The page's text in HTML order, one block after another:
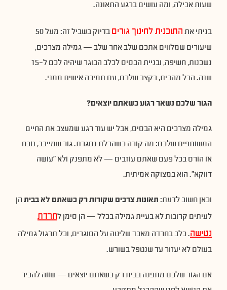
שעות אכילה, ומה עושים ברגע התאונה.
בניתי אתהתוכנית לחינוך גורים
בדיוק בשביל זה: מעל 50
שיעורים שמלווים אתכם שלב אחר שלב — גמילה מצרכים,
נשכנות, חשיפה, ובניית הבסיס לכלב הבוגר שיהיה לכם ל-15
שנה. הכל מהבית, בקצב שלכם, עם תמיכה אישית ממני.
הגור שלכם נשאר רגוע כשאתם יוצאים?
גמילהמצרכים היאהבסיס, אבל ישעוד רגעשמעצב אתהחיים
המשותפיםשלכם: מהקורהכשהדלת נסגרת.גור שמייבב,נובח
אוהורס בכל פעםשאתםעוזבים — לאמתפנק ולא"עושה
דווקא". הואבמצוקה אמיתית.
וכאןחשוב לדעת:תאונות צרכים שקורות רק כשאתם לא בביתהן
לעיתיםקרובות לאבעיית גמילהבכלל — הןסימןלחרדת
נטישה. כלב בחרדהמאבד שליטה על הסוגרים,וכל תרגולגמילה
בעולם לאיעזור עדשנטפל בשורש.
אם הגורשלכם מתפנהבבית רקכשאתם יוצאים— שווהלהכיר